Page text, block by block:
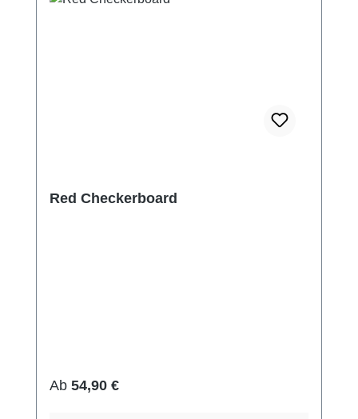
Red Checkerboard
Regulärer Preis:
Ab 54,90 €